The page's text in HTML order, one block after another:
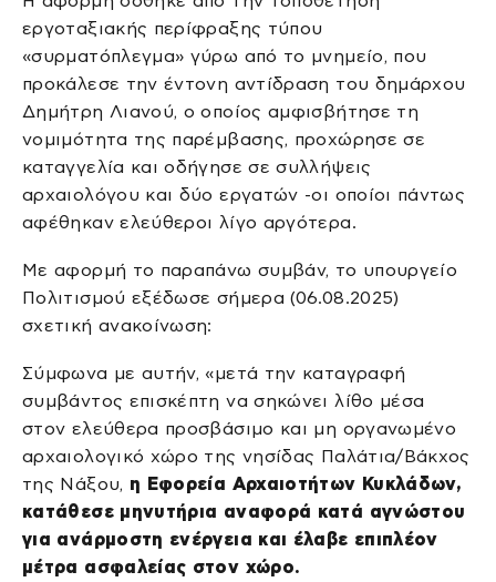
εργοταξιακής περίφραξης τύπου
«συρματόπλεγμα» γύρω από το μνημείο, που
προκάλεσε την έντονη αντίδραση του δημάρχου
Δημήτρη Λιανού, ο οποίος αμφισβήτησε τη
νομιμότητα της παρέμβασης, προχώρησε σε
καταγγελία και οδήγησε σε συλλήψεις
αρχαιολόγου και δύο εργατών -οι οποίοι πάντως
αφέθηκαν ελεύθεροι λίγο αργότερα.
Με αφορμή το παραπάνω συμβάν, το υπουργείο
Πολιτισμού εξέδωσε σήμερα (06.08.2025)
σχετική ανακοίνωση:
Σύμφωνα με αυτήν, «μετά την καταγραφή
συμβάντος επισκέπτη να σηκώνει λίθο μέσα
στον ελεύθερα προσβάσιμο και μη οργανωμένο
αρχαιολογικό χώρο της νησίδας Παλάτια/Βάκχος
της Νάξου, η Εφορεία Αρχαιοτήτων Κυκλάδων,
κατάθεσε μηνυτήρια αναφορά κατά αγνώστου
για ανάρμοστη ενέργεια και έλαβε επιπλέον
μέτρα ασφαλείας στον χώρο.